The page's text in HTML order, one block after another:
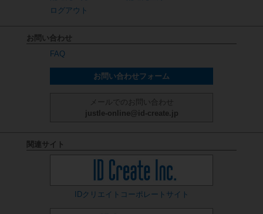
ログアウト
お問い合わせ
FAQ
お問い合わせフォーム
メールでのお問い合わせ
justle-online@id-create.jp
関連サイト
IDクリエイト コーポレートサイト